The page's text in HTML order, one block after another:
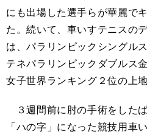
にも出場した選手らが華麗で
た。続いて、車いすテニスの
は、パラリンピックシングル
テネパラリンピックダブルス
女子世界ランキング２位の上
３週間前に肘の手術をした
「ハの字」になった競技用車